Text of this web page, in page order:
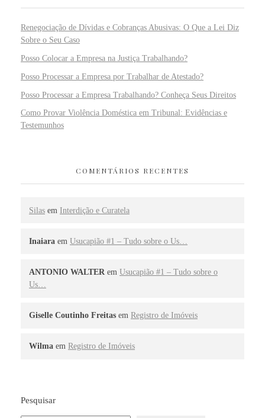
Renegociação de Dívidas e Cobranças Abusivas: O Que a Lei Diz
Sobre o Seu Caso
Posso Colocar a Empresa na Justiça Trabalhando?
Posso Processar a Empresa por Trabalhar de Atestado?
Posso Processar a Empresa Trabalhando? Conheça Seus Direitos
Como Provar Violência Doméstica em Tribunal: Evidências e
Testemunhos
COMENTÁRIOS RECENTES
Silas em Interdição e Curatela
Inaiara em Usucapião #1 – Tudo sobre o Us…
ANTONIO WALTER em Usucapião #1 – Tudo sobre o
Us…
Giselle Coutinho Freitas em Registro de Imóveis
Wilma em Registro de Imóveis
Pesquisar